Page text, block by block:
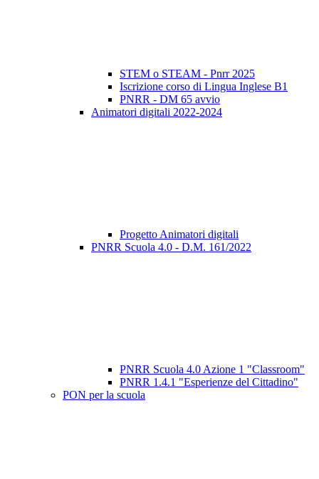
STEM o STEAM - Pnrr 2025
Iscrizione corso di Lingua Inglese B1
PNRR - DM 65 avvio
Animatori digitali 2022-2024
Progetto Animatori digitali
PNRR Scuola 4.0 - D.M. 161/2022
PNRR Scuola 4.0 Azione 1 "Classroom"
PNRR 1.4.1 "Esperienze del Cittadino"
PON per la scuola